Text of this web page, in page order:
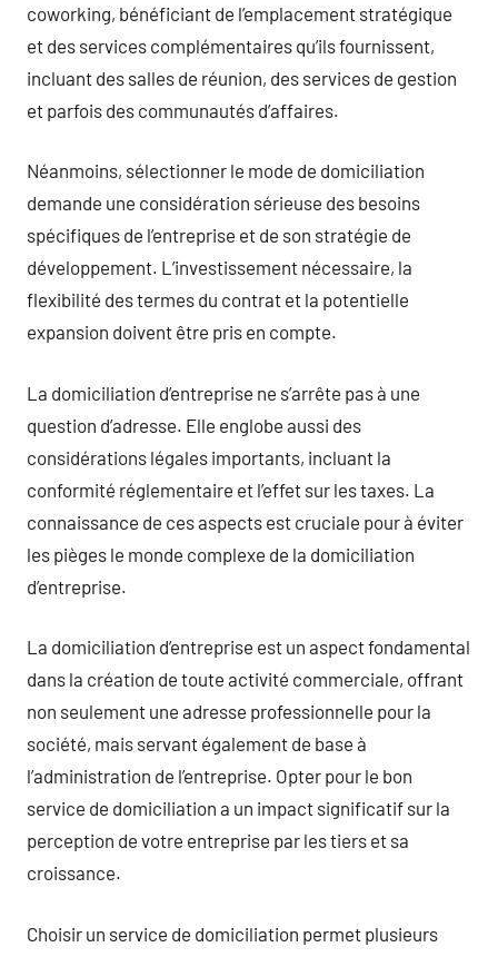
coworking, bénéficiant de l’emplacement stratégique
et des services complémentaires qu’ils fournissent,
incluant des salles de réunion, des services de gestion
et parfois des communautés d’affaires.
Néanmoins, sélectionner le mode de domiciliation
demande une considération sérieuse des besoins
spécifiques de l’entreprise et de son stratégie de
développement. L’investissement nécessaire, la
flexibilité des termes du contrat et la potentielle
expansion doivent être pris en compte.
La domiciliation d’entreprise ne s’arrête pas à une
question d’adresse. Elle englobe aussi des
considérations légales importants, incluant la
conformité réglementaire et l’effet sur les taxes. La
connaissance de ces aspects est cruciale pour à éviter
les pièges le monde complexe de la domiciliation
d’entreprise.
La domiciliation d’entreprise est un aspect fondamental
dans la création de toute activité commerciale, offrant
non seulement une adresse professionnelle pour la
société, mais servant également de base à
l’administration de l’entreprise. Opter pour le bon
service de domiciliation a un impact significatif sur la
perception de votre entreprise par les tiers et sa
croissance.
Choisir un service de domiciliation permet plusieurs